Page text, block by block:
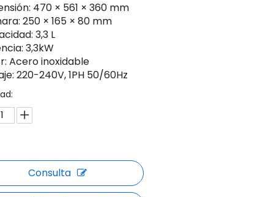
470 × 561 × 360 mm
250 × 165 × 80 mm
3,3 L
3,3kW
Acero inoxidable
220-240V, 1PH 50/60Hz
Consulta